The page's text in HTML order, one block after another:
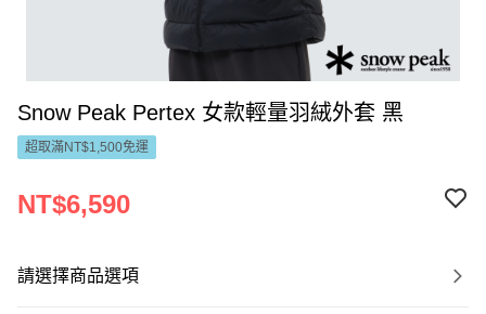
Snow Peak Pertex 女款輕量羽絨外套 黑
超取滿NT$1,500免運
NT$6,590
請選擇商品選項